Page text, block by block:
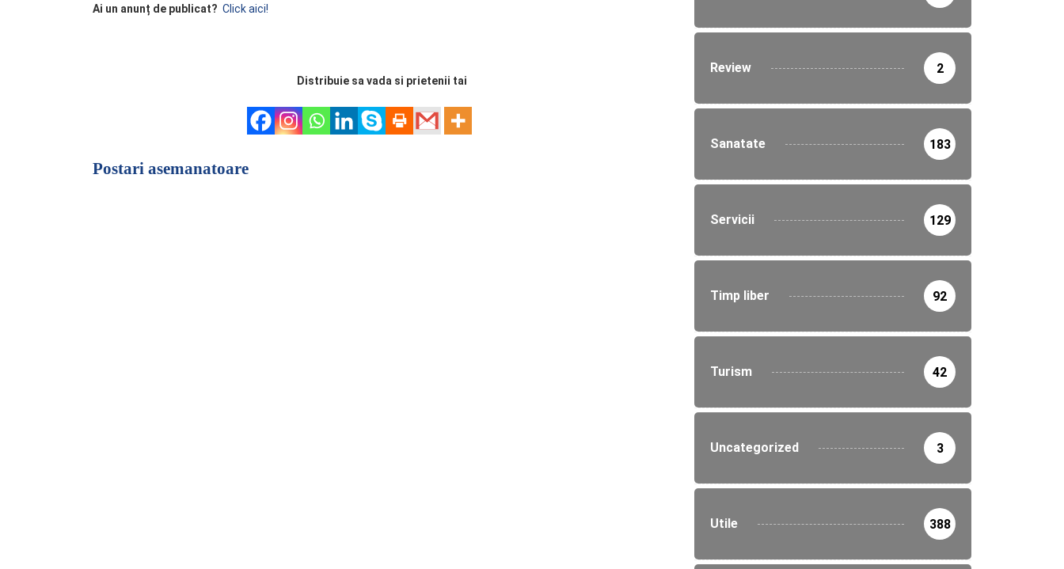
Ai un anunț de publicat? Click aici!
Distribuie sa vada si prietenii tai
Postari asemanatoare
Review 2
Sanatate 183
Servicii 129
Timp liber 92
Turism 42
Uncategorized 3
Utile 388